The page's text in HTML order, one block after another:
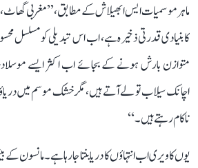
ماہر موسمیات ایس ابھیلاش کے مطابق، ’’مغربی گھاٹ،
کا بنیادی قدرتی ذخیرہ ہے، اب اس تبدیلی کو مسلسل
متوازن بارش ہونے کے بجائے اب اکثر ایسے
اچانک سیلاب تو لے آتے ہیں، مگر خشک موسم میں
ناکام رہتے ہیں۔‘‘
یوں کاویری اب انتہاؤں کا دریا بنتا جا رہا ہے۔ مانسون